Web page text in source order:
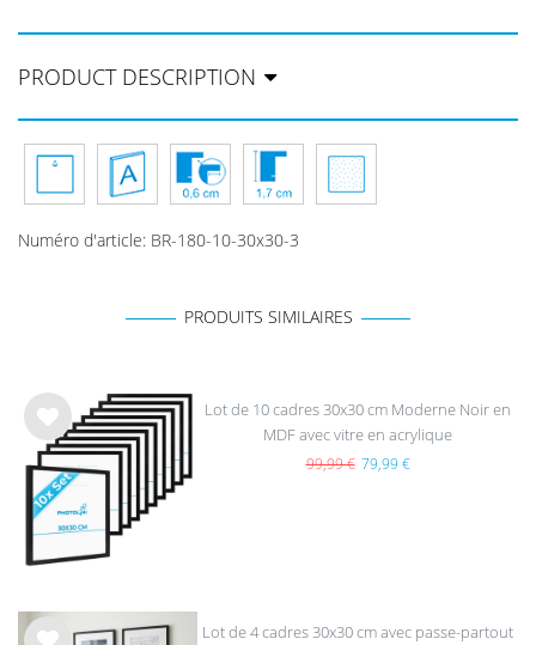
PRODUCT DESCRIPTION
Numéro d'article: BR-180-10-30x30-3
PRODUITS SIMILAIRES
List
e de
sou
hait
Lot de 10 cadres 30x30 cm Moderne Noir en
MDF avec vitre en acrylique
99,99 € 79,99 €
Lot de 4 cadres 30x30 cm avec passe-partout